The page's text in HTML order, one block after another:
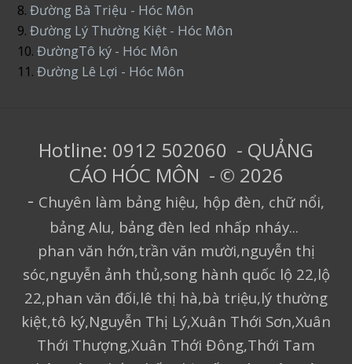
8.Đường Bà Triệu - Hóc Môn
9.Đường Lý Thường Kiệt - Hóc Môn
10.ĐườngTô ký - Hóc Môn
11.Đường Lê Lợi - Hóc Môn
Hotline: 0912 502060 - QUẢNG
CÁO HÓC MÔN - © 2026
- Chuyên làm bảng hiệu, hộp đèn, chữ nổi,
bảng Alu, bảng đèn led nhấp nháy...
phan văn hớn,trần văn mười,nguyễn thị
sóc,nguyễn ảnh thủ,song hành quốc lộ 22,lộ
22,phan văn đối,lê thị hà,bà triệu,lý thường
kiệt,tô ký,Nguyễn Thị Lý,Xuân Thới Sơn,Xuân
Thới Thượng,Xuân Thới Đông,Thới Tam